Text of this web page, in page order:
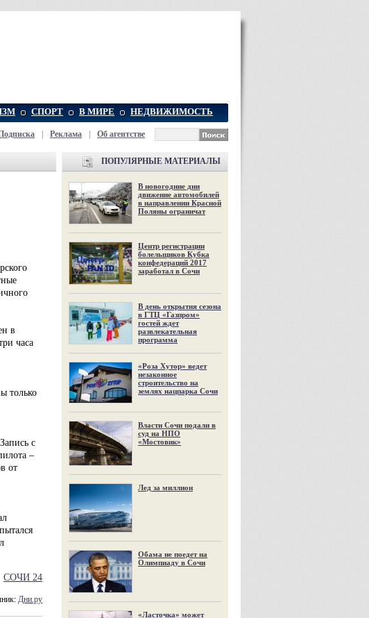
СПОРТ В МИРЕ НЕДВИЖИМОСТЬ
Реклама Об агентстве
в
часа
только
с
–
от
СОЧИ 24
Дни.ру
ПОПУЛЯРНЫЕ МАТЕРИАЛЫ
В новогодние дни
движение автомобилей
в направлении Красной
Поляны ограничат
Центр регистрации
болельщиков Кубка
конфедераций 2017
заработал в Сочи
В день открытия сезона
в ГТЦ «Газпром»
гостей ждет
развлекательная
программа
«Роза Хутор» ведет
незаконное
строительство на
землях нацпарка Сочи
Власти Сочи подали в
суд на НПО
«Мостовик»
Лед за миллион
Обама не поедет на
Олимпиаду в Сочи
«Ласточка» может